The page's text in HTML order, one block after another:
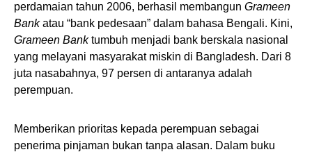
perdamaian tahun 2006, berhasil membangun Grameen
Bankatau “bank pedesaan” dalam bahasa Bengali. Kini,
Grameen Banktumbuh menjadi bank berskala nasional
yang melayani masyarakat miskin di Bangladesh. Dari 8
juta nasabahnya, 97 persen di antaranya adalah
perempuan.
Memberikan prioritas kepada perempuan sebagai
penerima pinjaman bukan tanpa alasan. Dalam buku